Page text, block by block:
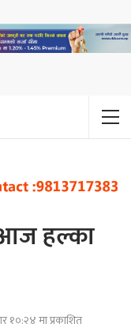
आज हल्का
१०:२४ मा प्रकाशित